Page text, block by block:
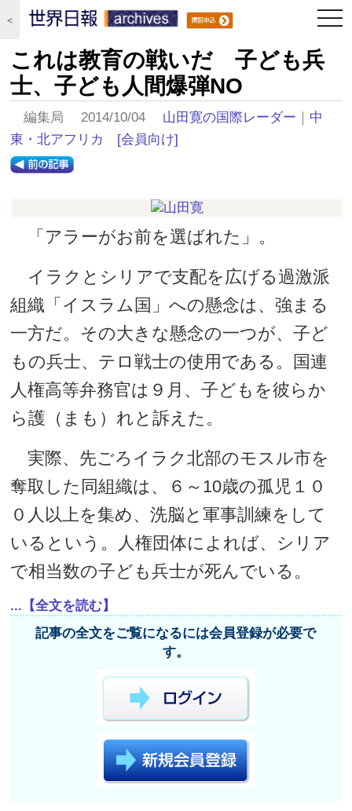
＜
これは教育の戦いだ 子ども兵
士、子ども人間爆弾NO
編集局 2014/10/04 山田寛の国際レーダー ｜ 中
東・北アフリカ
[会員向け]
「アラーがお前を選ばれた」。
イラクとシリアで支配を広げる過激派
組織「イスラム国」への懸念は、強まる
一方だ。その大きな懸念の一つが、子ど
もの兵士、テロ戦士の使用である。国連
人権高等弁務官は９月、子どもを彼らか
ら護（まも）れと訴えた。
実際、先ごろイラク北部のモスル市を
奪取した同組織は、６～10歳の孤児１０
０人以上を集め、洗脳と軍事訓練をして
いるという。人権団体によれば、シリア
で相当数の子ども兵士が死んでいる。
...【全文を読む】
記事の全文をご覧になるには会員登録が必要で
す。